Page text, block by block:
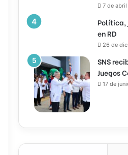
7 de
Política,
en RD
26 de
SNS
Juegos
17 de